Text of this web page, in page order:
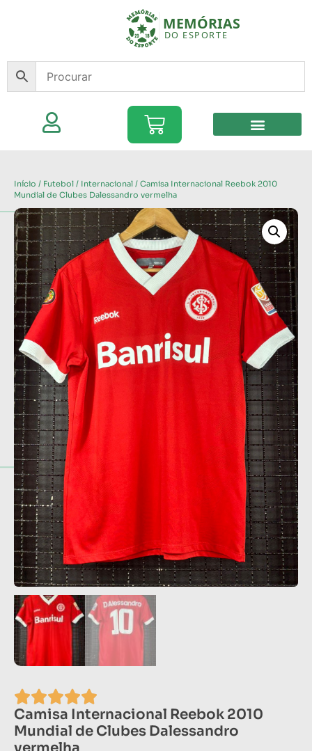
Início / Futebol / Internacional / Camisa Internacional Reebok 2010
Mundial de Clubes Dalessandro vermelha
Camisa Internacional Reebok 2010
Mundial de Clubes Dalessandro